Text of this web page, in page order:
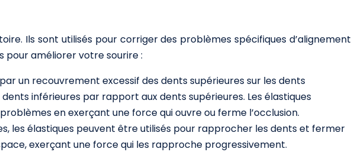
Ils sont utilisés pour corriger des problèmes spécifiques d’alignement
pour améliorer votre sourire :
un recouvrement excessif des dents supérieures sur les dents
inférieures par rapport aux dents supérieures. Les élastiques
en exerçant une force qui ouvre ou ferme l’occlusion.
les élastiques peuvent être utilisés pour rapprocher les dents et fermer
exerçant une force qui les rapproche progressivement.